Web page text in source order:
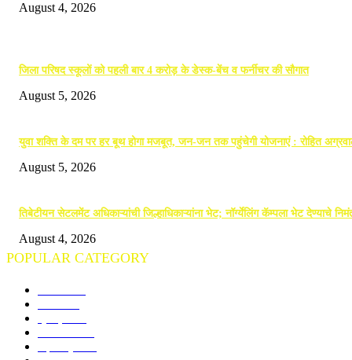
August 4, 2026
जिला परिषद स्कूलों को पहली बार 4 करोड़ के डेस्क-बेंच व फर्नीचर की सौगात
August 5, 2026
युवा शक्ति के दम पर हर बूथ होगा मजबूत, जन-जन तक पहुंचेगी योजनाएं : रोहित
August 5, 2026
तिबेटीयन सेटलमेंट अधिकाऱ्यांची जिल्हाधिकाऱ्यांना भेट; नॉर्ग्येलिंग कॅम्पला भेट देण्याचे
August 4, 2026
POPULAR CATEGORY